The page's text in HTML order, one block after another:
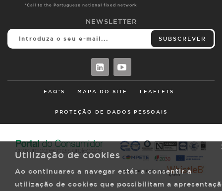
*Call to the Portuguese national fixed network
NEWSLETTER
SUBSCREVER
FAQ'S MAPA DO SITE LEAFLETS
PROTEÇÃO DE DADOS PESSOAIS
Utilização de cookies
Ao continuares a navegar estás a consentir a
utilização de cookies que possibilitam a